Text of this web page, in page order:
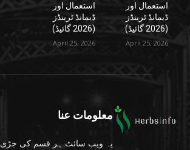
استعمال اور
ڈیمانڈ ٹرینڈز
(2026 گائیڈ)
April 25, 2026
استعمال اور
ڈیمانڈ ٹرینڈز
(2026 گائیڈ)
April 25, 2026
معلومات عنا
یہ ویب سائٹ ہر قسم کی جڑی